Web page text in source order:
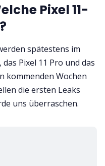
Pixel 11-
spätestens im
Pixel 11 Pro und das
kommenden Wochen
die ersten Leaks
uns überraschen.